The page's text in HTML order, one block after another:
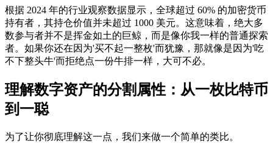
根据 2024 年的行业观察数据显示，全球超过 60% 的加密货币
持有者，其持仓价值并未超过 1000 美元。这意味着，绝大多
数参与者并不是挥金如土的巨鲸，而是像你我一样的普通探索
者。如果你还在因为'买不起一整枚'而犹豫，那就像是因为'吃
不下整头牛'而拒绝点一份牛排一样，大可不必。
理解数字资产的分割属性：从一枚比特币
到一聪
为了让你彻底理解这一点，我们来做一个简单的类比。